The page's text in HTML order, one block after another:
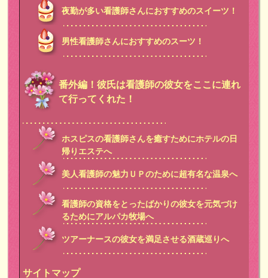
夜勤が多い看護師さんにおすすめのスイーツ！
男性看護師さんにおすすめのスーツ！
番外編！彼氏は看護師の彼女をここに連れ
て行ってくれた！
ホスピスの看護師さんを癒すためにホテルの日
帰りエステへ
美人看護師の魅力ＵＰのために超有名な温泉へ
看護師の資格をとったばかりの彼女を元気づけ
るためにアルパカ牧場へ
ツアーナースの彼女を満足させる酒蔵巡りへ
サイトマップ